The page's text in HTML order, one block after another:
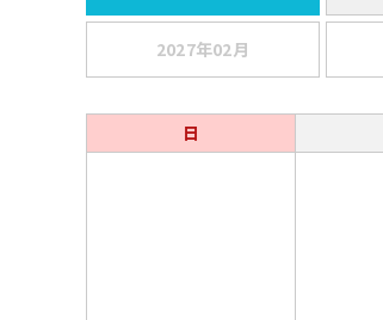
2027年02月
日